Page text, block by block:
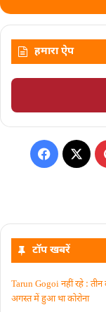
हमारा ऐप
टॉप खबरें
Tarun Gogoi नहीं रहे :
अगस्त में हुआ था कोरोना